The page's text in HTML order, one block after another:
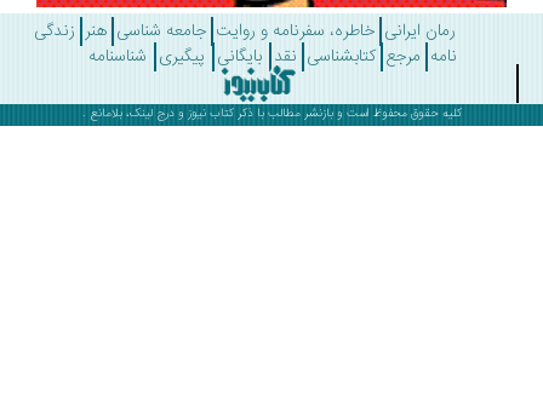
رمان ایرانی خاطره، سفرنامه و روایت جامعه شناسی هنر زندگی
مرجع کتابشناسی نقد بایگانی پیگیری شناسنامه
کلیه حقوق محفوظ است و بازنشر مطالب با ذکرکتاب نیوز و درج لینک، بلامانع .